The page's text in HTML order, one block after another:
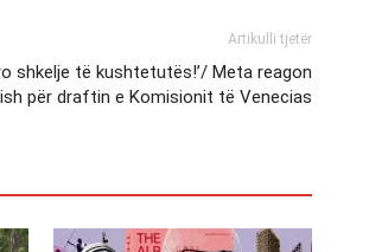
Artikulli tjetër
shkelje të kushtetutës!’/ Meta reagon
për draftin e Komisionit të Venecias